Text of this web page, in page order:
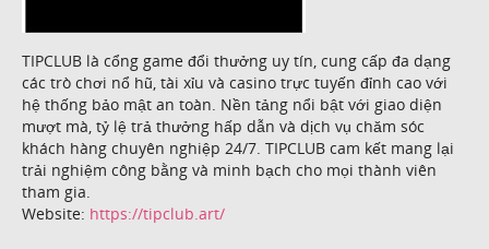
TIPCLUB là cổng game đổi thưởng uy tín, cung cấp đa dạng
các trò chơi nổ hũ, tài xỉu và casino trực tuyến đỉnh cao với
hệ thống bảo mật an toàn. Nền tảng nổi bật với giao diện
mượt mà, tỷ lệ trả thưởng hấp dẫn và dịch vụ chăm sóc
khách hàng chuyên nghiệp 24/7. TIPCLUB cam kết mang lại
trải nghiệm công bằng và minh bạch cho mọi thành viên
tham gia.
Website: https://tipclub.art/